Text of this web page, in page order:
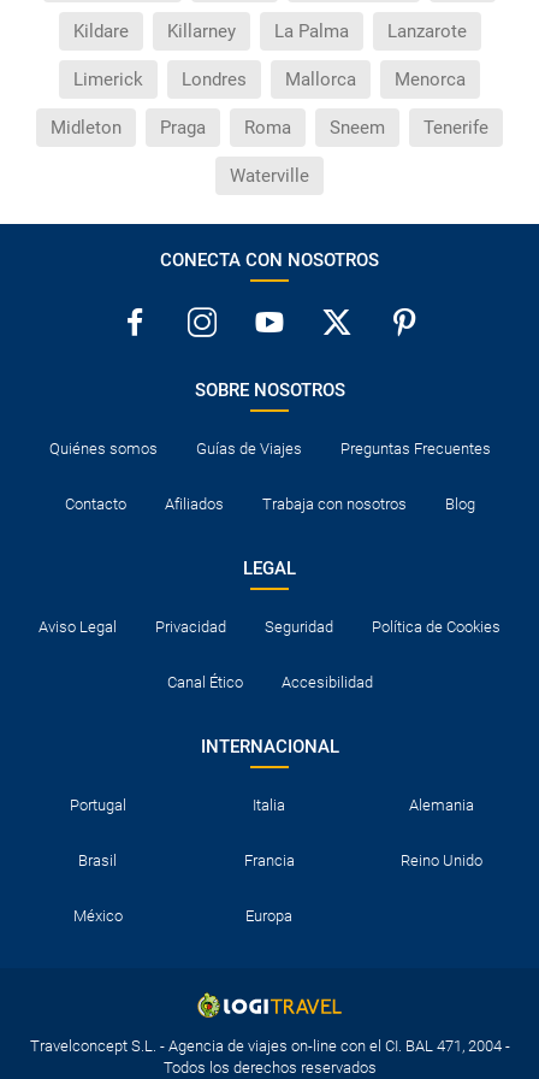
Kildare Killarney La Palma Lanzarote
Limerick Londres Mallorca Menorca
Midleton Praga Roma Sneem Tenerife
Waterville
CONECTA CON NOSOTROS
SOBRE NOSOTROS
Quiénes somos Guías de Viajes Preguntas Frecuentes
Contacto Afiliados Trabaja con nosotros Blog
LEGAL
Aviso Legal Privacidad Seguridad Política de Cookies
Canal Ético Accesibilidad
INTERNACIONAL
Portugal Italia Alemania
Brasil Francia Reino Unido
México Europa
Travelconcept S.L. - Agencia de viajes on-line con el CI. BAL 471, 2004 -
Todos los derechos reservados